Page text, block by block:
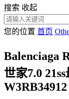
搜索 收起
您的位置 首页
Balenciaga
世家7.0
W3RB34912